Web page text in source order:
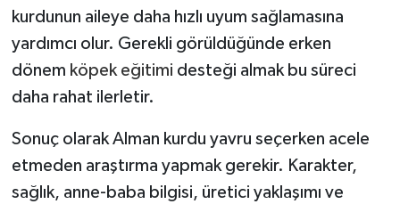
kurdunun aileye daha hızlı uyum sağlamasına
yardımcı olur. Gerekli görüldüğünde erken
dönem köpek eğitimi desteği almak bu süreci
daha rahat ilerletir.
Sonuç olarak Alman kurdu yavru seçerken acele
etmeden araştırma yapmak gerekir. Karakter,
sağlık, anne-baba bilgisi, üretici yaklaşımı ve